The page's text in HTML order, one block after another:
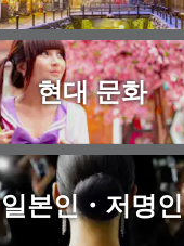
현대 문화
일본인・저명인